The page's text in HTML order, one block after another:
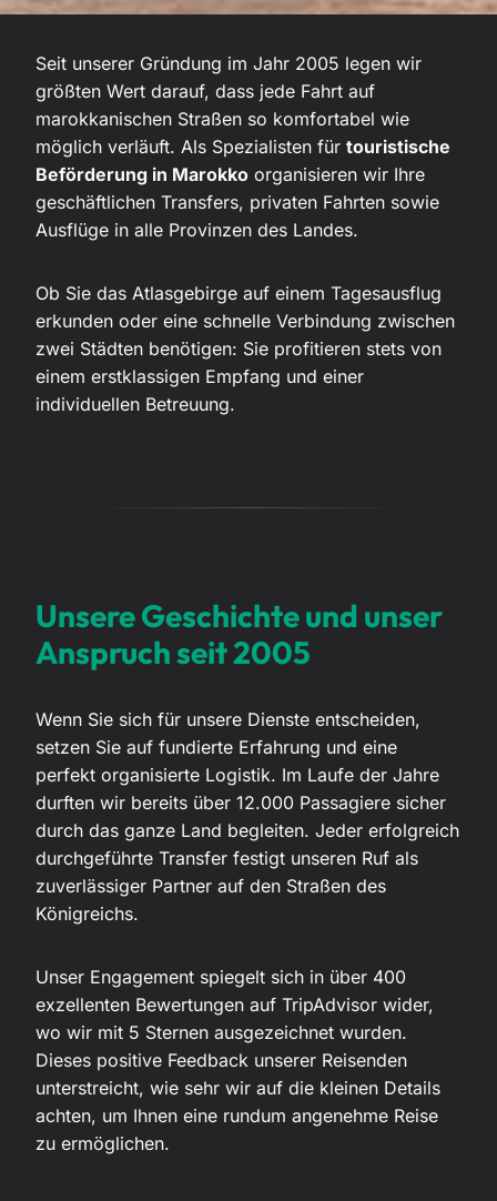
Seit unserer Gründung im Jahr 2005 legen wir
größten Wert darauf, dass jede Fahrt auf
marokkanischen Straßen so komfortabel wie
möglich verläuft. Als Spezialisten für touristische
Beförderung in Marokko organisieren wir Ihre
geschäftlichen Transfers, privaten Fahrten sowie
Ausflüge in alle Provinzen des Landes.
Ob Sie das Atlasgebirge auf einem Tagesausflug
erkunden oder eine schnelle Verbindung zwischen
zwei Städten benötigen: Sie profitieren stets von
einem erstklassigen Empfang und einer
individuellen Betreuung.
Unsere Geschichte und unser
Anspruch seit 2005
Wenn Sie sich für unsere Dienste entscheiden,
setzen Sie auf fundierte Erfahrung und eine
perfekt organisierte Logistik. Im Laufe der Jahre
durften wir bereits über 12.000 Passagiere sicher
durch das ganze Land begleiten. Jeder erfolgreich
durchgeführte Transfer festigt unseren Ruf als
zuverlässiger Partner auf den Straßen des
Königreichs.
Unser Engagement spiegelt sich in über 400
exzellenten Bewertungen auf TripAdvisor wider,
wo wir mit 5 Sternen ausgezeichnet wurden.
Dieses positive Feedback unserer Reisenden
unterstreicht, wie sehr wir auf die kleinen Details
achten, um Ihnen eine rundum angenehme Reise
zu ermöglichen.